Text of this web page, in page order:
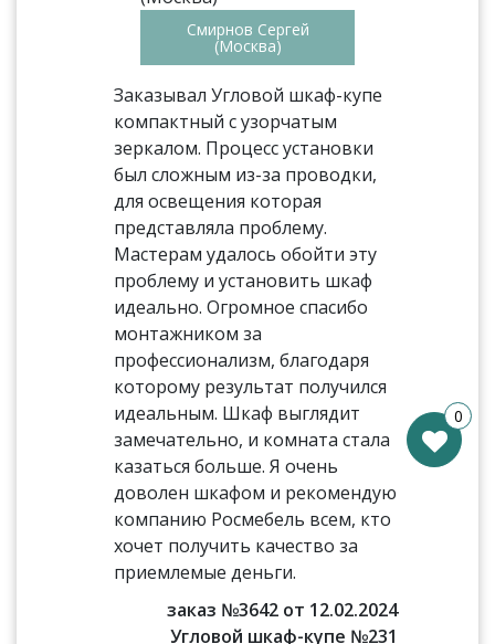
Смирнов Сергей
(Москва)
Заказывал Угловой шкаф-купе
компактный с узорчатым
зеркалом. Процесс установки
был сложным из-за проводки,
для освещения которая
представляла проблему.
Мастерам удалось обойти эту
проблему и установить шкаф
идеально. Огромное спасибо
монтажником за
профессионализм, благодаря
которому результат получился
идеальным. Шкаф выглядит
замечательно, и комната стала
казаться больше. Я очень
доволен шкафом и рекомендую
компанию Росмебель всем, кто
хочет получить качество за
приемлемые деньги.
заказ №3642 от 12.02.2024
Угловой шкаф-купе №231
0